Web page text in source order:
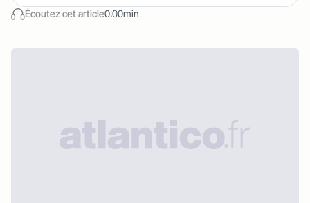
Écoutez cet article0:00min